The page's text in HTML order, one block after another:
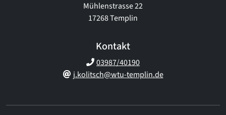
Mühlenstrasse 22
17268 Templin
Kontakt
03987/40190
j.kolitsch@wtu-templin.de